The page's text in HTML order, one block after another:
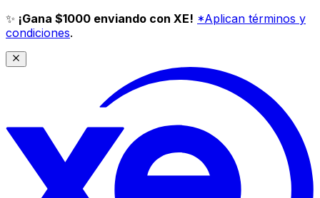
✨ ¡Gana $1000 enviando con XE! *Aplican términos y
condiciones.